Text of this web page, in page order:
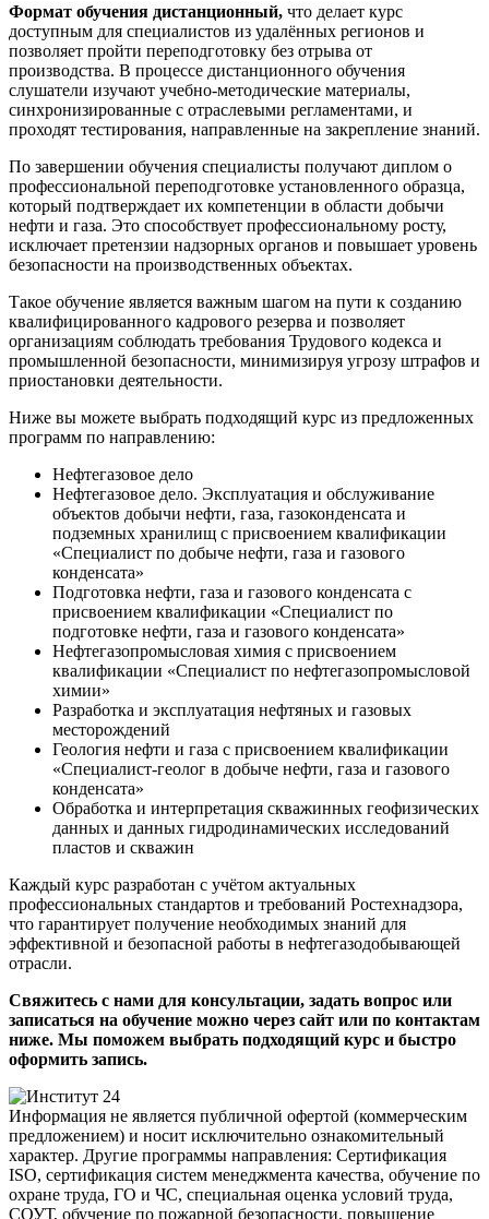
Формат обучения дистанционный, что делает курс
доступным для специалистов из удалённых регионов и
позволяет пройти переподготовку без отрыва от
производства. В процессе дистанционного обучения
слушатели изучают учебно-методические материалы,
синхронизированные с отраслевыми регламентами, и
проходят тестирования, направленные на закрепление знаний.
По завершении обучения специалисты получают диплом о
профессиональной переподготовке установленного образца,
который подтверждает их компетенции в области добычи
нефти и газа. Это способствует профессиональному росту,
исключает претензии надзорных органов и повышает уровень
безопасности на производственных объектах.
Такое обучение является важным шагом на пути к созданию
квалифицированного кадрового резерва и позволяет
организациям соблюдать требования Трудового кодекса и
промышленной безопасности, минимизируя угрозу штрафов и
приостановки деятельности.
Ниже вы можете выбрать подходящий курс из предложенных
программ по направлению:
Нефтегазовое дело
Нефтегазовое дело. Эксплуатация и обслуживание
объектов добычи нефти, газа, газоконденсата и
подземных хранилищ с присвоением квалификации
«Специалист по добыче нефти, газа и газового
конденсата»
Подготовка нефти, газа и газового конденсата с
присвоением квалификации «Специалист по
подготовке нефти, газа и газового конденсата»
Нефтегазопромысловая химия с присвоением
квалификации «Специалист по нефтегазопромысловой
химии»
Разработка и эксплуатация нефтяных и газовых
месторождений
Геология нефти и газа с присвоением квалификации
«Специалист-геолог в добыче нефти, газа и газового
конденсата»
Обработка и интерпретация скважинных геофизических
данных и данных гидродинамических исследований
пластов и скважин
Каждый курс разработан с учётом актуальных
профессиональных стандартов и требований Ростехнадзора,
что гарантирует получение необходимых знаний для
эффективной и безопасной работы в нефтегазодобывающей
отрасли.
Свяжитесь с нами для консультации, задать вопрос или
записаться на обучение можно через сайт или по контактам
ниже. Мы поможем выбрать подходящий курс и быстро
оформить запись.
Информация не является публичной офертой (коммерческим
предложением) и носит исключительно ознакомительный
характер. Другие программы направления: Сертификация
ISO, сертификация систем менеджмента качества, обучение по
охране труда, ГО и ЧС, специальная оценка условий труда,
СОУТ, обучение по пожарной безопасности, повышение